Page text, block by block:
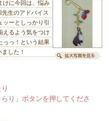
けに今回は、悩み
生のアドバイス
ッーとしっかり引
えるよう気をつけ
っっ！という結果
した！
り」ボタンを押してくださ